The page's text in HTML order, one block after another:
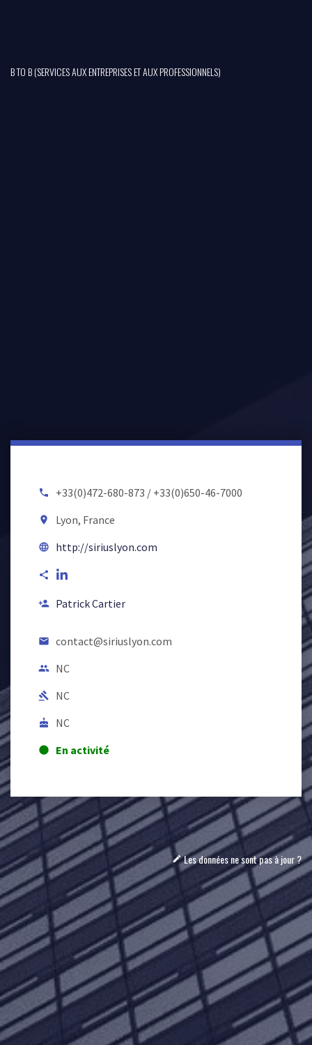
B TO B (SERVICES AUX ENTREPRISES ET AUX PROFESSIONNELS)
local_phone +33(0)472-680-873 / +33(0)650-46-7000
room Lyon, France
language http://siriuslyon.com
share
person_add Patrick Cartier
email contact@siriuslyon.com
people NC
gavel NC
cake NC
lens En activité
mode_editLes données ne sont pas à jour ?